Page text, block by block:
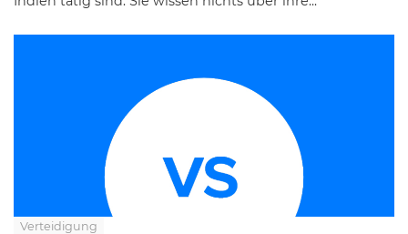
Verteidigung